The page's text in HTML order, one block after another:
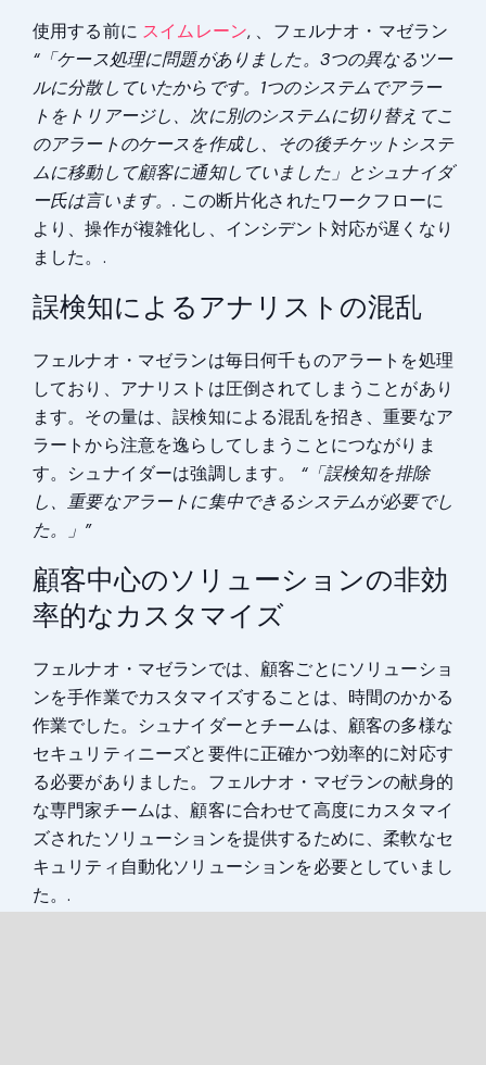
使用する前に スイムレーン, 、フェルナオ・マゼラン
“「ケース処理に問題がありました。3つの異なるツー
ルに分散していたからです。1つのシステムでアラー
トをトリアージし、次に別のシステムに切り替えてこ
のアラートのケースを作成し、その後チケットシステ
ムに移動して顧客に通知していました」とシュナイダ
ー氏は言います。. この断片化されたワークフローに
より、操作が複雑化し、インシデント対応が遅くなり
ました。.
誤検知によるアナリストの混乱
フェルナオ・マゼランは毎日何千ものアラートを処理
しており、アナリストは圧倒されてしまうことがあり
ます。その量は、誤検知による混乱を招き、重要なア
ラートから注意を逸らしてしまうことにつながりま
す。シュナイダーは強調します。 “「誤検知を排除
し、重要なアラートに集中できるシステムが必要でし
た。」”
顧客中心のソリューションの非効
率的なカスタマイズ
フェルナオ・マゼランでは、顧客ごとにソリューショ
ンを手作業でカスタマイズすることは、時間のかかる
作業でした。シュナイダーとチームは、顧客の多様な
セキュリティニーズと要件に正確かつ効率的に対応す
る必要がありました。フェルナオ・マゼランの献身的
な専門家チームは、顧客に合わせて高度にカスタマイ
ズされたソリューションを提供するために、柔軟なセ
キュリティ自動化ソリューションを必要としていまし
た。.